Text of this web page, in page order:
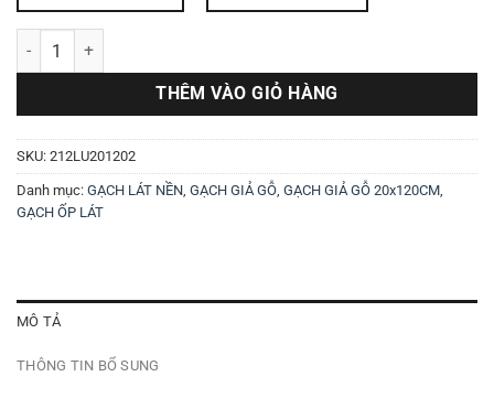
Gạch vân gỗ 20×120 212LU201202 số lượng
THÊM VÀO GIỎ HÀNG
SKU: 212LU201202
Danh mục: GẠCH LÁT NỀN, GẠCH GIẢ GỖ, GẠCH GIẢ GỖ 20x120CM,
GẠCH ỐP LÁT
MÔ TẢ
THÔNG TIN BỔ SUNG